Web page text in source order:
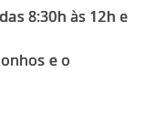
8:30h às 12h e
e o